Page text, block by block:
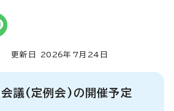
新日 2026年7月 24 日
議(定例会)の開催予定